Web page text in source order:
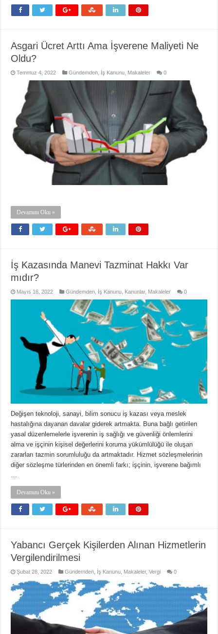
Asgari Ücret Arttı Ama İşverene Maliyeti Ne
Oldu?
Temmuz 4, 2022 Gündemden İş Kanunu Makaleler 0
Devamını Oku »
İş Kazasında Manevi Tazminat Hakkı Var
mıdır?
Mayıs 16, 2022 Gündemden İş Kanunu Kanunlar, Makaleler 0
Değişen teknoloji, sanayi, bilim sonucu iş kazası veya meslek
hastalığına dayanan davalar giderek artmakta. Buna bağlı getirilen
yasal düzenlemelerle işverenin iş sağlığı ve güvenliği önlemlerini
alma ve işçinin kişisel değerlerini koruma yükümlülüğü ile oluşan
zararları tazmin sorumluluğu da artmaktadır. Hizmet sözleşmelerinin
diğer sözleşme türlerinden en önemli farkı; işçinin, işverene bağımlı
…
Devamını Oku »
Yabancı Gerçek Kişilerden Alınan Hizmetlerin
Vergilendirilmesi
Şubat 28, 2022 Gündemden, İş Kanunu, Makaleler,Vergi 0